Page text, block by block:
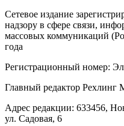
Сетевое издание
надзору в сфере связи,
массовых коммуникаций
года
Регистрационный номер:
Главный редактор Рехлинг
Адрес редакции: 633456,
ул. Садовая, 6